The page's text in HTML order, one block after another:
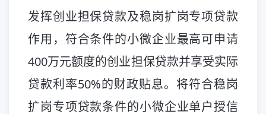
发挥创业担保贷款及稳岗扩岗专项贷款
作用，符合条件的小微企业最高可申请
400万元额度的创业担保贷款并享受实际
贷款利率50%的财政贴息。将符合稳岗
扩岗专项贷款条件的小微企业单户授信